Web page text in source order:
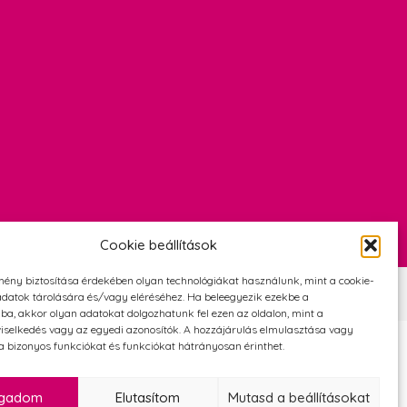
Cookie beállítások
biztosítása érdekében olyan technológiákat használunk, mint a cookie-
tárolására és/vagy eléréséhez. Ha beleegyezik ezekbe a
akkor olyan adatokat dolgozhatunk fel ezen az oldalon, mint a
vagy az egyedi azonosítók. A hozzájárulás elmulasztása vagy
bizonyos funkciókat és funkciókat hátrányosan érinthet.
Elutasítom Mutasd a beállításokat
FeltételekAdatvédelmi és cookie tájékoztató